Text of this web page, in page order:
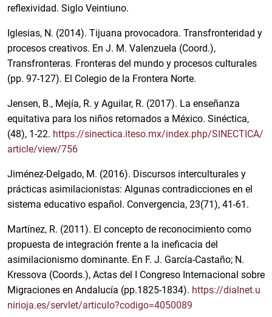
reflexividad. Siglo Veintiuno.
Iglesias, N. (2014). Tijuana provocadora. Transfronteridad y
procesos creativos. En J. M. Valenzuela (Coord.),
Transfronteras. Fronteras del mundo y procesos culturales
(pp. 97-127). El Colegio de la Frontera Norte.
Jensen, B., Mejía, R. y Aguilar, R. (2017). La enseñanza
equitativa para los niños retornados a México. Sinéctica,
(48), 1-22. https://sinectica.iteso.mx/index.php/SINECTICA/
article/view/756
Jiménez-Delgado, M. (2016). Discursos interculturales y
prácticas asimilacionistas: Algunas contradicciones en el
sistema educativo español. Convergencia, 23(71), 41-61.
Martínez, R. (2011). El concepto de reconocimiento como
propuesta de integración frente a la ineficacia del
asimilacionismo dominante. En F. J. García-Castaño; N.
Kressova (Coords.), Actas del I Congreso Internacional sobre
Migraciones en Andalucía (pp.1825-1834). https://dialnet.u
nirioja.es/servlet/articulo?codigo=4050089